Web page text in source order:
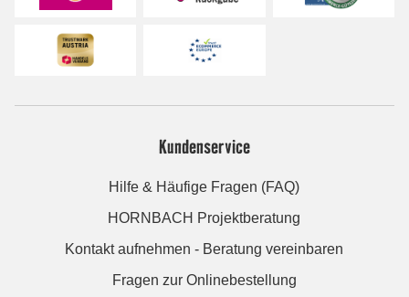
Kundenservice
Hilfe & Häufige Fragen (FAQ)
HORNBACH Projektberatung
Kontakt aufnehmen - Beratung vereinbaren
Fragen zur Onlinebestellung